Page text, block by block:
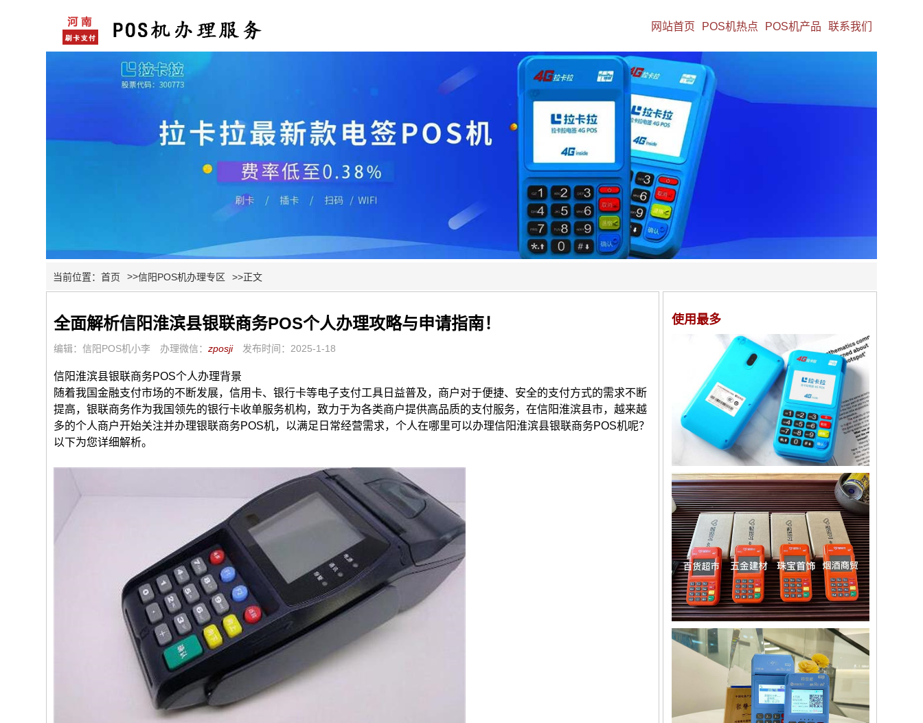
网站首页 POS机热点 POS机产品 联系我们
当前位置：首页 >>信阳POS机办理专区 >>正文
全面解析信阳淮滨县银联商务POS个人办理攻略与申请指南！
编辑：信阳POS机小李 办理微信：zposji 发布时间：2025-1-18
信阳淮滨县银联商务POS个人办理背景
随着我国金融支付市场的不断发展，信用卡、银行卡等电子支付工具日益普及，商户对于便捷、安全的支付方式的需求不断
提高，银联商务作为我国领先的银行卡收单服务机构，致力于为各类商户提供高品质的支付服务，在信阳淮滨县市，越来越
多的个人商户开始关注并办理银联商务POS机，以满足日常经营需求，个人在哪里可以办理信阳淮滨县银联商务POS机呢？
以下为您详细解析。
使用最多